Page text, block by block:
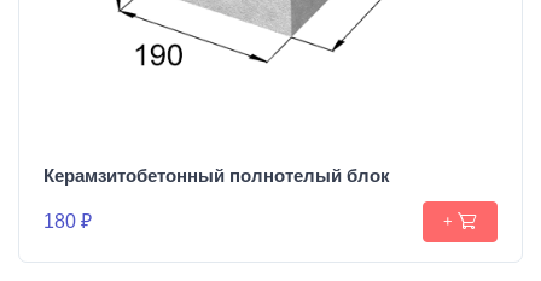
Керамзитобетонный полнотелый блок
180 ₽ +